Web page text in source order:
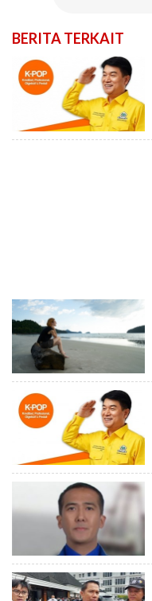
BERITA TERKAIT